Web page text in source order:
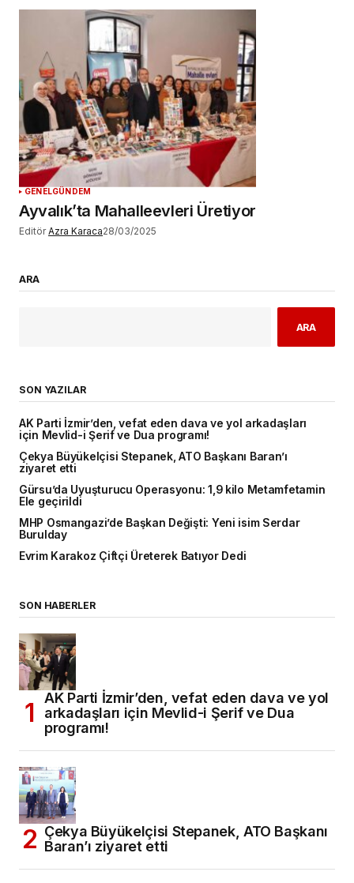
GENELGÜNDEM
Ayvalık’ta Mahalleevleri Üretiyor
Editör Azra Karaca28/03/2025
ARA
ARA
SON YAZILAR
AK Parti İzmir’den, vefat eden dava ve yol arkadaşları
için Mevlid-i Şerif ve Dua programı!
Çekya Büyükelçisi Stepanek, ATO Başkanı Baran’ı
ziyaret etti
Gürsu’da Uyuşturucu Operasyonu: 1,9 kilo Metamfetamin
Ele geçirildi
MHP Osmangazi’de Başkan Değişti: Yeni isim Serdar
Burulday
Evrim Karakoz Çiftçi Üreterek Batıyor Dedi
SON HABERLER
AK Parti İzmir’den, vefat eden dava ve yol
arkadaşları için Mevlid-i Şerif ve Dua
programı!
Çekya Büyükelçisi Stepanek, ATO Başkanı
Baran’ı ziyaret etti